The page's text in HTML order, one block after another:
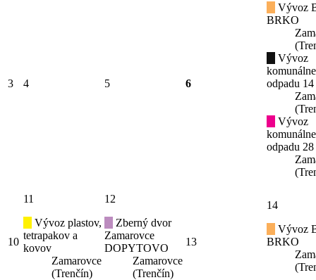
3 4 5 6
Vývoz
BRKO
Vývoz
odpadu
Vývoz
odpadu
10
11
Vývoz plastov,
tetrapakov a
kovov
Zamarovce
(Trenčín)
12
Zberný dvor
Zamarovce
DOPYTOVO
Zamarovce
(Trenčín)
13
14
Vývoz
BRKO